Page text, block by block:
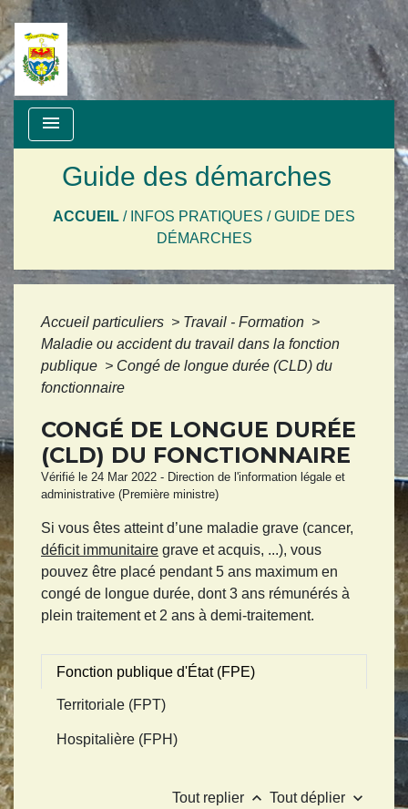
menu
Guide des démarches
ACCUEIL / INFOS PRATIQUES /GUIDE DES
DÉMARCHES
Accueil particuliers > Travail - Formation >
Maladie ou accident du travail dans la fonction
publique > Congé de longue durée (CLD) du
fonctionnaire
CONGÉ DE LONGUE DURÉE
(CLD) DU FONCTIONNAIRE
Vérifié le 24 Mar 2022 - Direction de l'information légale et
administrative (Première ministre)
Si vous êtes atteint d’une maladie grave (cancer,
déficit immunitaire grave et acquis, ...), vous
pouvez être placé pendant 5 ans maximum en
congé de longue durée, dont 3 ans rémunérés à
plein traitement et 2 ans à demi-traitement.
Fonction publique d'État (FPE)
Territoriale (FPT)
Hospitalière (FPH)
Tout replier keyboard_arrow_up Tout déplier keyboard_arrow_down